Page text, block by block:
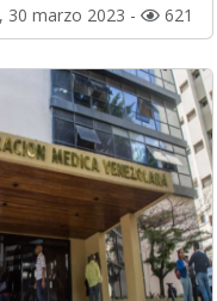
30 marzo 2023 - 621